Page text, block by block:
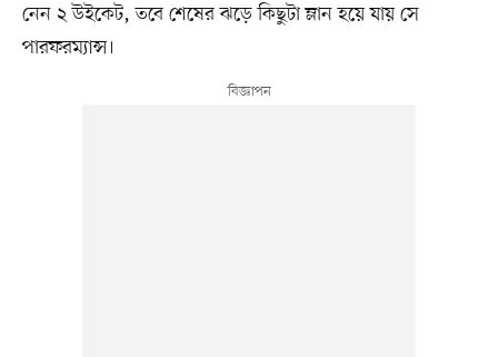
নেন ২ উইকেট, তবে শেষের ঝড়ে কিছুটা ম্লান হয়ে যায় সে
পারফরম্যান্স।